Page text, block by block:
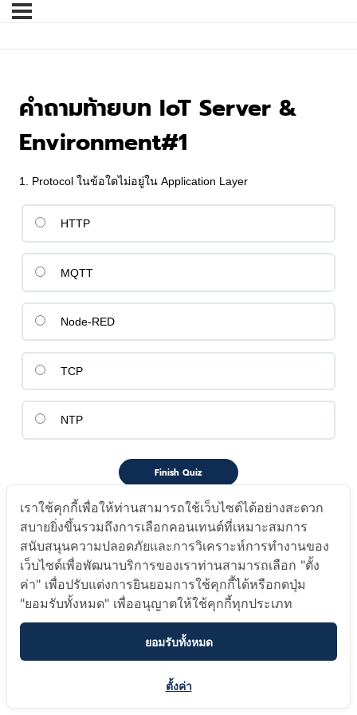
คำถามท้ายบท IoT Server &
Environment#1
1. Protocol ในข้อใดไม่อยู่ใน Application Layer
HTTP
MQTT
Node-RED
TCP
NTP
เราใช้คุกกี้เพื่อให้ท่านสามารถใช้เว็บไซต์ได้อย่างสะดวก
สบายยิ่งขึ้นรวมถึงการเลือกคอนเทนต์ที่เหมาะสมการ
สนับสนุนความปลอดภัยและการวิเคราะห์การทำงานของ
เว็บไซต์เพื่อพัฒนาบริการของเราท่านสามารถเลือก "ตั้ง
ค่า" เพื่อปรับแต่งการยินยอมการใช้คุกกี้ได้หรือกดปุ่ม
"ยอมรับทั้งหมด" เพื่ออนุญาตให้ใช้คุกกี้ทุกประเภท
ยอมรับทั้งหมด
ตั้งค่า